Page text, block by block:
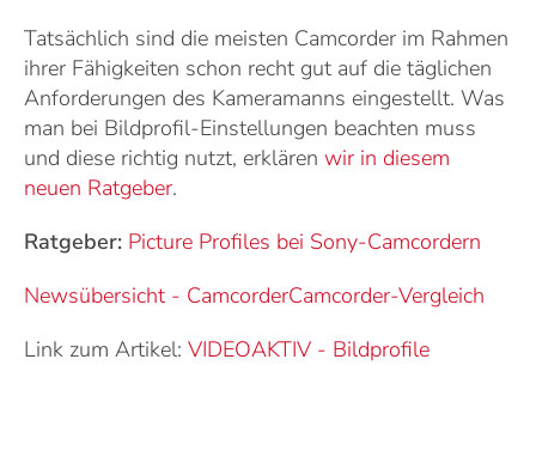
Tatsächlich sind die meisten Camcorder im Rahmen
ihrer Fähigkeiten schon recht gut auf die täglichen
Anforderungen des Kameramanns eingestellt. Was
man bei Bildprofil-Einstellungen beachten muss
und diese richtig nutzt, erklären wir in diesem
neuen Ratgeber.
Ratgeber: Picture Profiles bei Sony-Camcordern
Newsübersicht - CamcorderCamcorder-Vergleich
Link zum Artikel: VIDEOAKTIV - Bildprofile